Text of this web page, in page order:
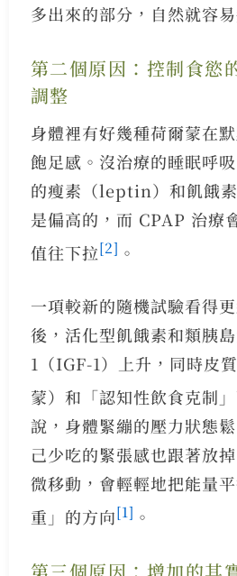
多出來的部分，自然就容
第二個原因：控制食慾
調整
身體裡有好幾種荷爾蒙在
飽足感。沒治療的睡眠呼
的瘦素（leptin）和飢餓
是偏高的，而 CPAP 治療
值往下拉[2] 。
一項較新的隨機試驗看得
後，活化型飢餓素和類胰
1（IGF-1）上升，同時皮
蒙）和「認知性飲食克制
說，身體緊繃的壓力狀態
己少吃的緊張感也跟著放
微移動，會輕輕地把能量
重」的方向[1] 。